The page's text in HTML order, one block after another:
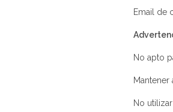
Email de
No apto
No